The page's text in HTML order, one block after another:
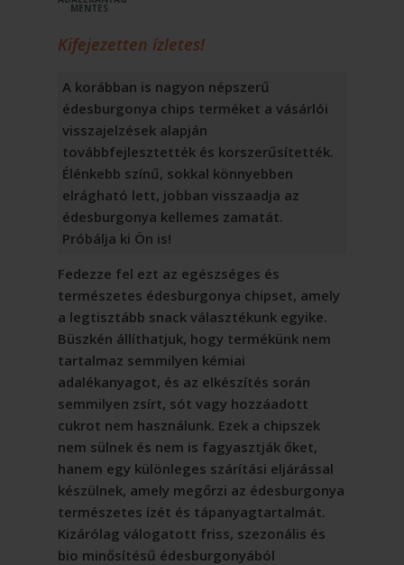
Kifejezetten ízletes!
A korábban is nagyon népszerű
édesburgonya chips terméket a vásárlói
visszajelzések alapján
továbbfejlesztették és korszerűsítették.
Élénkebb színű, sokkal könnyebben
elrágható lett, jobban visszaadja az
édesburgonya kellemes zamatát.
Próbálja ki Ön is!
Fedezze fel ezt az egészséges és
természetes édesburgonya chipset, amely
a legtisztább snack választékunk egyike.
Büszkén állíthatjuk, hogy termékünk nem
tartalmaz semmilyen kémiai
adalékanyagot, és az elkészítés során
semmilyen zsírt, sót vagy hozzáadott
cukrot nem használunk. Ezek a chipszek
nem sülnek és nem is fagyasztják őket,
hanem egy különleges szárítási eljárással
készülnek, amely megőrzi az édesburgonya
természetes ízét és tápanyagtartalmát.
Kizárólag válogatott friss, szezonális és
bio minősítésű édesburgonyából